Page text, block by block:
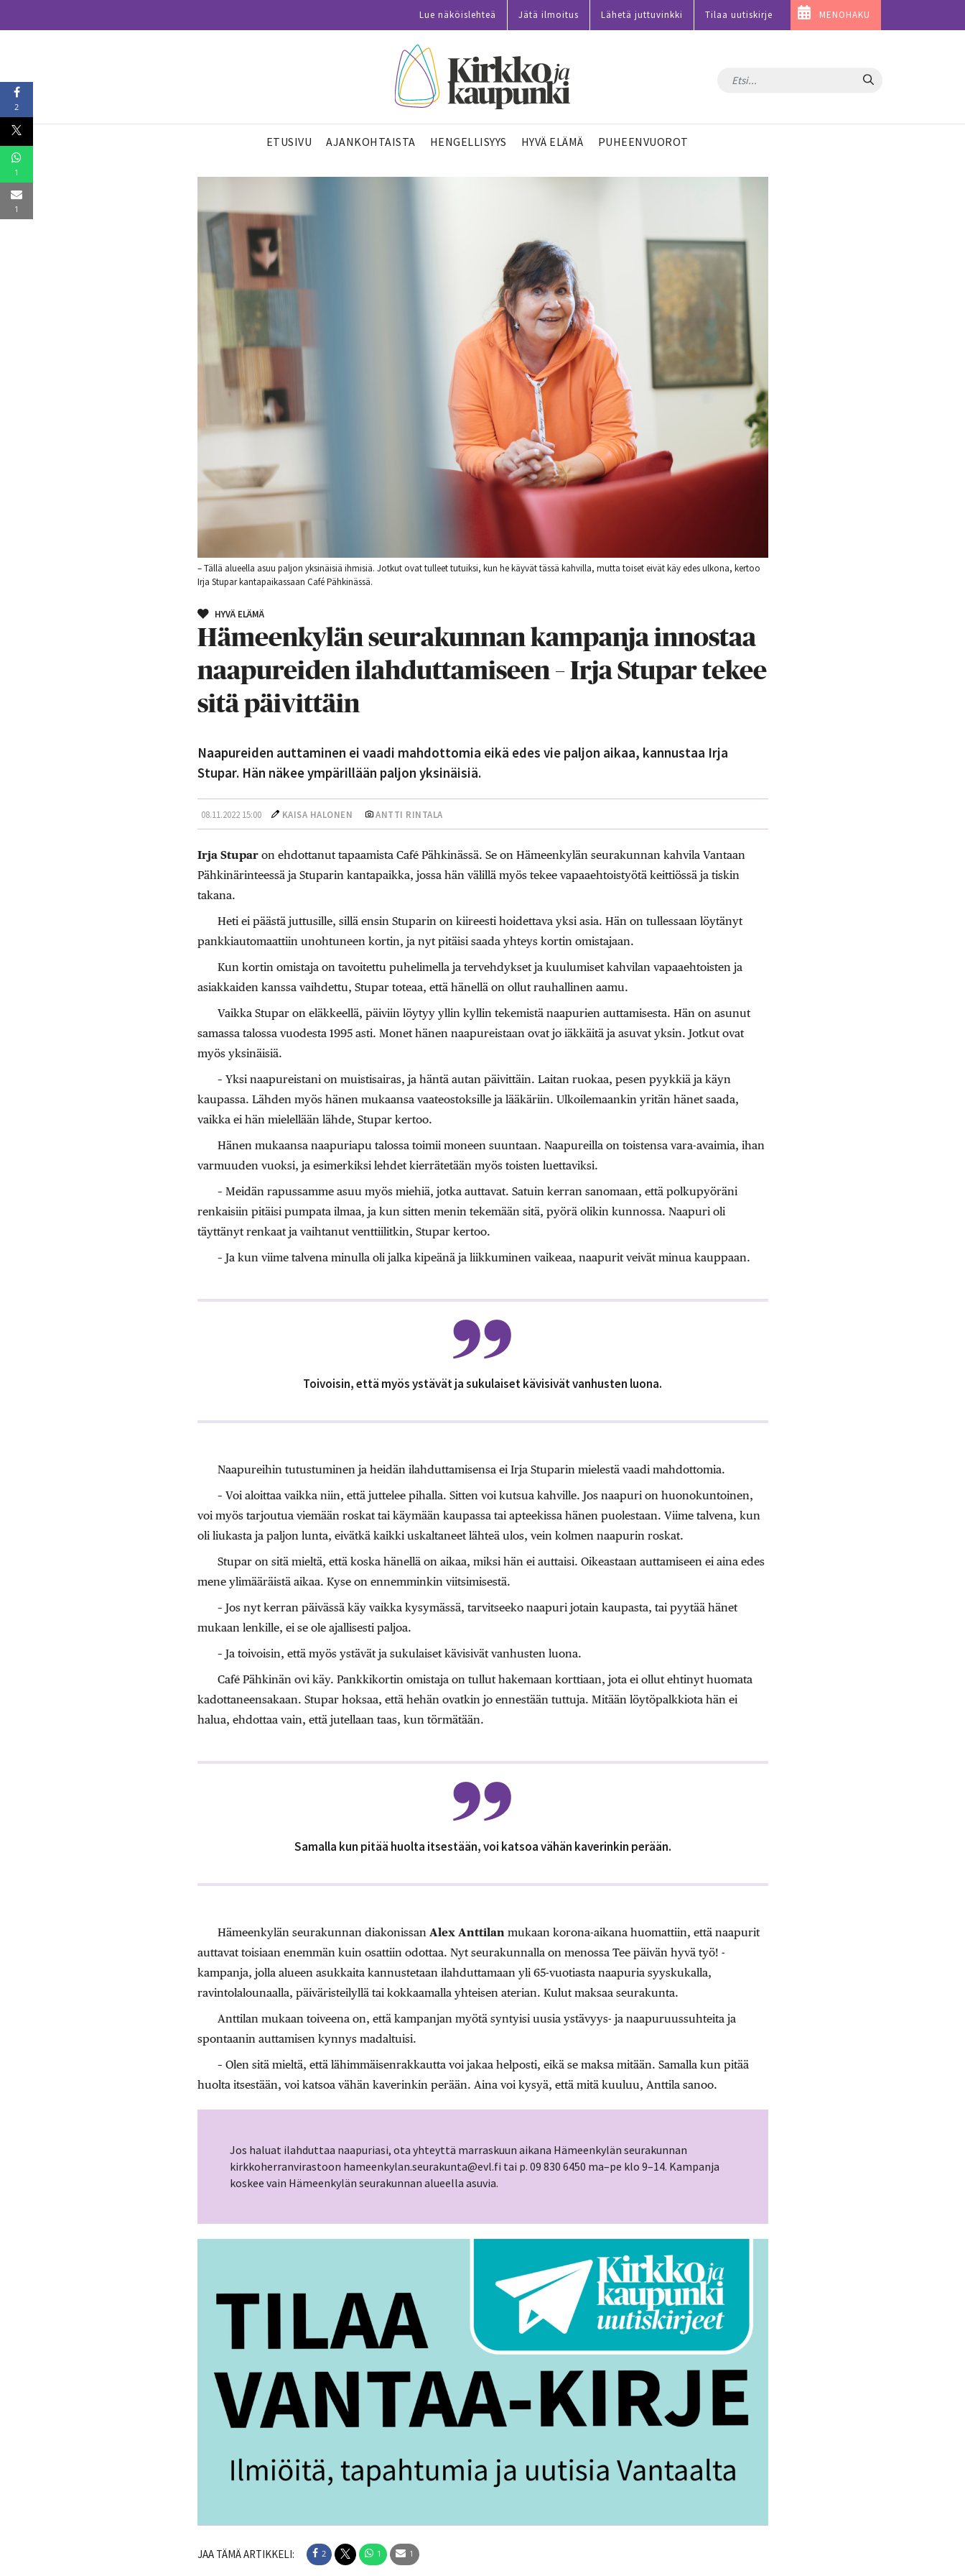
Lue näköislehteä Jätä ilmoitus Lähetä juttuvinkki Tilaa uutiskirje MENOHAKU
Hae
ETUSIVU AJANKOHTAISTA HENGELLISYYS HYVÄ ELÄMÄ PUHEENVUOROT
– Tällä alueella asuu paljon yksinäisiä ihmisiä. Jotkut ovat tulleet tutuiksi, kun he käyvät tässä kahvilla, mutta toiset eivät käy edes ulkona, kertoo
Irja Stupar kantapaikassaan Café Pähkinässä.
HYVÄ ELÄMÄ
Hämeenkylän seurakunnan kampanja innostaa
naapureiden ilahduttamiseen – Irja Stupar tekee
sitä päivittäin
Naapureiden auttaminen ei vaadi mahdottomia eikä edes vie paljon aikaa, kannustaa Irja
Stupar. Hän näkee ympärillään paljon yksinäisiä.
08.11.2022 15:00 KAISA HALONEN ANTTI RINTALA
Irja Stupar on ehdottanut tapaamista Café Pähkinässä. Se on Hämeenkylän seurakunnan kahvila Vantaan
Pähkinärinteessä ja Stuparin kantapaikka, jossa hän välillä myös tekee vapaaehtoistyötä keittiössä ja tiskin
takana.
Heti ei päästä juttusille, sillä ensin Stuparin on kiireesti hoidettava yksi asia. Hän on tullessaan löytänyt
pankkiautomaattiin unohtuneen kortin, ja nyt pitäisi saada yhteys kortin omistajaan.
Kun kortin omistaja on tavoitettu puhelimella ja tervehdykset ja kuulumiset kahvilan vapaaehtoisten ja
asiakkaiden kanssa vaihdettu, Stupar toteaa, että hänellä on ollut rauhallinen aamu.
Vaikka Stupar on eläkkeellä, päiviin löytyy yllin kyllin tekemistä naapurien auttamisesta. Hän on asunut
samassa talossa vuodesta 1995 asti. Monet hänen naapureistaan ovat jo iäkkäitä ja asuvat yksin. Jotkut ovat
myös yksinäisiä.
– Yksi naapureistani on muistisairas, ja häntä autan päivittäin. Laitan ruokaa, pesen pyykkiä ja käyn
kaupassa. Lähden myös hänen mukaansa vaateostoksille ja lääkäriin. Ulkoilemaankin yritän hänet saada,
vaikka ei hän mielellään lähde, Stupar kertoo.
Hänen mukaansa naapuriapu talossa toimii moneen suuntaan. Naapureilla on toistensa vara-avaimia, ihan
varmuuden vuoksi, ja esimerkiksi lehdet kierrätetään myös toisten luettaviksi.
– Meidän rapussamme asuu myös miehiä, jotka auttavat. Satuin kerran sanomaan, että polkupyöräni
renkaisiin pitäisi pumpata ilmaa, ja kun sitten menin tekemään sitä, pyörä olikin kunnossa. Naapuri oli
täyttänyt renkaat ja vaihtanut venttiilitkin, Stupar kertoo.
– Ja kun viime talvena minulla oli jalka kipeänä ja liikkuminen vaikeaa, naapurit veivät minua kauppaan.
Toivoisin, että myös ystävät ja sukulaiset kävisivät vanhusten luona.
Naapureihin tutustuminen ja heidän ilahduttamisensa ei Irja Stuparin mielestä vaadi mahdottomia.
– Voi aloittaa vaikka niin, että juttelee pihalla. Sitten voi kutsua kahville. Jos naapuri on huonokuntoinen,
voi myös tarjoutua viemään roskat tai käymään kaupassa tai apteekissa hänen puolestaan. Viime talvena, kun
oli liukasta ja paljon lunta, eivätkä kaikki uskaltaneet lähteä ulos, vein kolmen naapurin roskat.
Stupar on sitä mieltä, että koska hänellä on aikaa, miksi hän ei auttaisi. Oikeastaan auttamiseen ei aina edes
mene ylimääräistä aikaa. Kyse on ennemminkin viitsimisestä.
– Jos nyt kerran päivässä käy vaikka kysymässä, tarvitseeko naapuri jotain kaupasta, tai pyytää hänet
mukaan lenkille, ei se ole ajallisesti paljoa.
– Ja toivoisin, että myös ystävät ja sukulaiset kävisivät vanhusten luona.
Café Pähkinän ovi käy. Pankkikortin omistaja on tullut hakemaan korttiaan, jota ei ollut ehtinyt huomata
kadottaneensakaan. Stupar hoksaa, että hehän ovatkin jo ennestään tuttuja. Mitään löytöpalkkiota hän ei
halua, ehdottaa vain, että jutellaan taas, kun törmätään.
Samalla kun pitää huolta itsestään, voi katsoa vähän kaverinkin perään.
Hämeenkylän seurakunnan diakonissan Alex Anttilan mukaan korona-aikana huomattiin, että naapurit
auttavat toisiaan enemmän kuin osattiin odottaa. Nyt seurakunnalla on menossa Tee päivän hyvä työ! -
kampanja, jolla alueen asukkaita kannustetaan ilahduttamaan yli 65-vuotiasta naapuria syyskukalla,
ravintolalounaalla, päiväristeilyllä tai kokkaamalla yhteisen aterian. Kulut maksaa seurakunta.
Anttilan mukaan toiveena on, että kampanjan myötä syntyisi uusia ystävyys- ja naapuruussuhteita ja
spontaanin auttamisen kynnys madaltuisi.
– Olen sitä mieltä, että lähimmäisenrakkautta voi jakaa helposti, eikä se maksa mitään. Samalla kun pitää
huolta itsestään, voi katsoa vähän kaverinkin perään. Aina voi kysyä, että mitä kuuluu, Anttila sanoo.
Jos haluat ilahduttaa naapuriasi, ota yhteyttä marraskuun aikana Hämeenkylän seurakunnan
kirkkoherranvirastoon hameenkylan.seurakunta@evl.fi tai p. 09 830 6450 ma–pe klo 9–14. Kampanja
koskee vain Hämeenkylän seurakunnan alueella asuvia.
JAA TÄMÄ ARTIKKELI: 2 1 1
2
1
1